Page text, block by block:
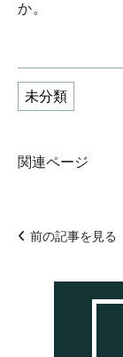
か。
未分類
関連ページ
前の記事を見る